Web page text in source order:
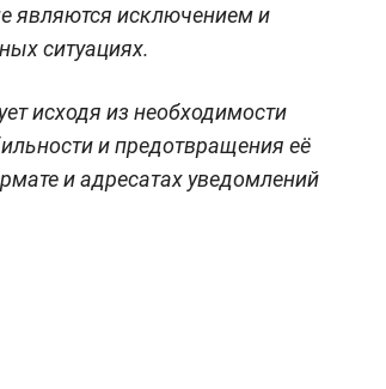
являются исключением и
ситуациях.
исходя из необходимости
и предотвращения её
и адресатах уведомлений